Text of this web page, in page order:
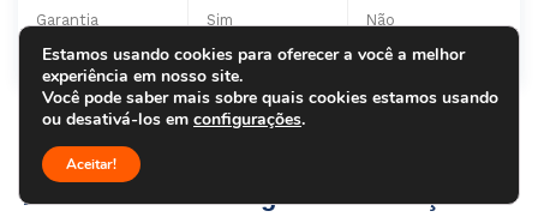
Garantia Sim Não
Suporte Técnico Sim Variável
Tendências tecnológicas e inovações
Estamos usando cookies para oferecer a você a melhor
experiência em nosso site.
Você pode saber mais sobre quais cookies estamos usando
ou desativá-los em configurações.
Aceitar!